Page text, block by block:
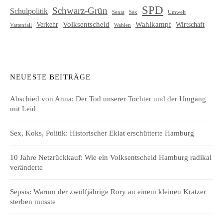
Schulpolitik Schwarz-Grün Senat Sex SPD Umwelt
Vattenfall Verkehr Volksentscheid Wahlen Wahlkampf Wirtschaft
NEUESTE BEITRÄGE
Abschied von Anna: Der Tod unserer Tochter und der Umgang
mit Leid
Sex, Koks, Politik: Historischer Eklat erschütterte Hamburg
10 Jahre Netzrückkauf: Wie ein Volksentscheid Hamburg radikal
veränderte
Sepsis: Warum der zwölfjährige Rory an einem kleinen Kratzer
sterben musste